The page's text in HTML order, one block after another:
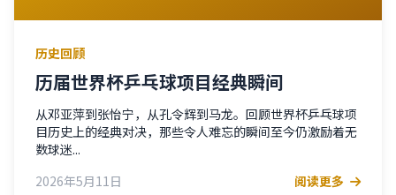
历史回顾
历届世界杯乒乓球项目经典瞬间
从邓亚萍到张怡宁，从孔令辉到马龙。回顾世界杯乒乓球项
目历史上的经典对决，那些令人难忘的瞬间至今仍激励着无
数球迷...
2026年5月11日
阅读更多